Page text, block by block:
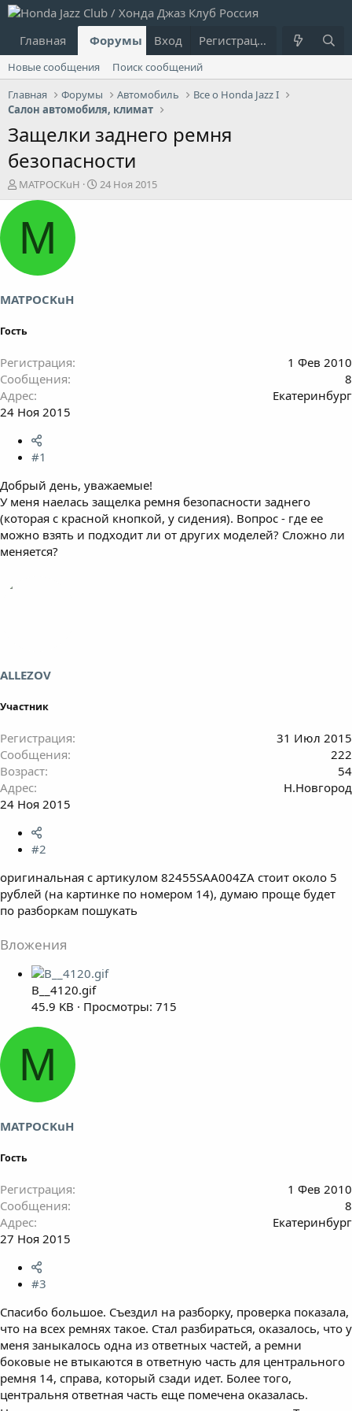
Главная Форумы Что нового?
Вход Регистрация
Новые сообщения
Поиск сообщений
Главная
Форумы Автомобиль
Все о Honda Jazz I
Салон автомобиля, климат
Защелки заднего ремня
безопасности
А
в
о
т
е
ы
MATPOCKuH
Д
а
24 Ноя 2015
M
MATPOCKuH
Гость
Регистрация
1 Фев 2010
Сообщения
8
Адрес
Екатеринбург
24 Ноя 2015
#1
Добрый день, уважаемые!
У меня наелась защелка ремня безопасности заднего
(которая с красной кнопкой, у сидения). Вопрос - где ее
можно взять и подходит ли от других моделей? Сложно ли
меняется?
ALLEZOV
Участник
Регистрация
31 Июл 2015
Сообщения
222
Возраст
54
Адрес
Н.Новгород
24 Ноя 2015
#2
оригинальная с артикулом 82455SAA004ZA стоит около 5
рублей (на картинке по номером 14), думаю проще будет
по разборкам пошукать
Вложения
B__4120.gif
45.9 KB · Просмотры: 715
M
MATPOCKuH
Гость
Регистрация
1 Фев 2010
Сообщения
8
Адрес
Екатеринбург
27 Ноя 2015
#3
Спасибо большое. Съездил на разборку, проверка показала,
что на всех ремнях такое. Стал разбираться, оказалось, что у
меня заныкалось одна из ответных частей, а ремни
боковые не втыкаются в ответную часть для центрального
ремня 14, справа, который сзади идет. Более того,
центральня ответная часть еще помечена оказалась.